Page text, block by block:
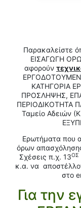
Παρακαλείστε
ΕΙΣΑΓΩΓΗ
αφορούν
ΚΑΤΗΓΟΡΙΑ
ΠΡΟΣΛΗΨΗΣ,
ΠΕΡΙΟΔΙΚΟΤΗΤΑ
Ταμείο Αδειών
Ερωτήματα που
όρων
Σχέσεις π.χ. 13ΟΣ
κ.α. να
στο
Για την